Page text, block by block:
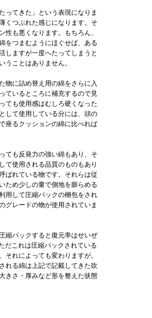
ってきた」という表現になりま
くつぶれた感じになります。そ
性も悪くなります。もちろん、
をつまむようにほぐせば、ある
しますが一度へたってしまうと
うことはありません。
物に詰め替え用の綿をさらに入
ているところに補充するので見
ても使用感はむしろ硬くなった
して使用している分には、頭の
座るクッションの綿に比べれば
ても反発力の強い綿もあり、そ
て使用される品質のものもあり
ばれている物です。それらは従
ため少しの量で側地を膨らめる
用して圧縮パックの梱包をされ
グレードの物が使用されていま
縮パックすると復元率はせいぜ
だこれは圧縮パックされている
それによっても変わりますが。
れる綿は上記で記載してきた吹
きさ・厚みなど形を整えた状態